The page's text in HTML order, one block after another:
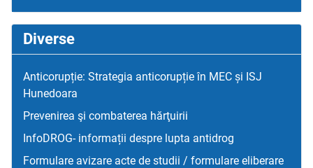
Diverse
Anticorupție: Strategia anticorupție în MEC și ISJ
Hunedoara
Prevenirea şi combaterea hărţuirii
InfoDROG- informații despre lupta antidrog
Formulare avizare acte de studii / formulare eliberare